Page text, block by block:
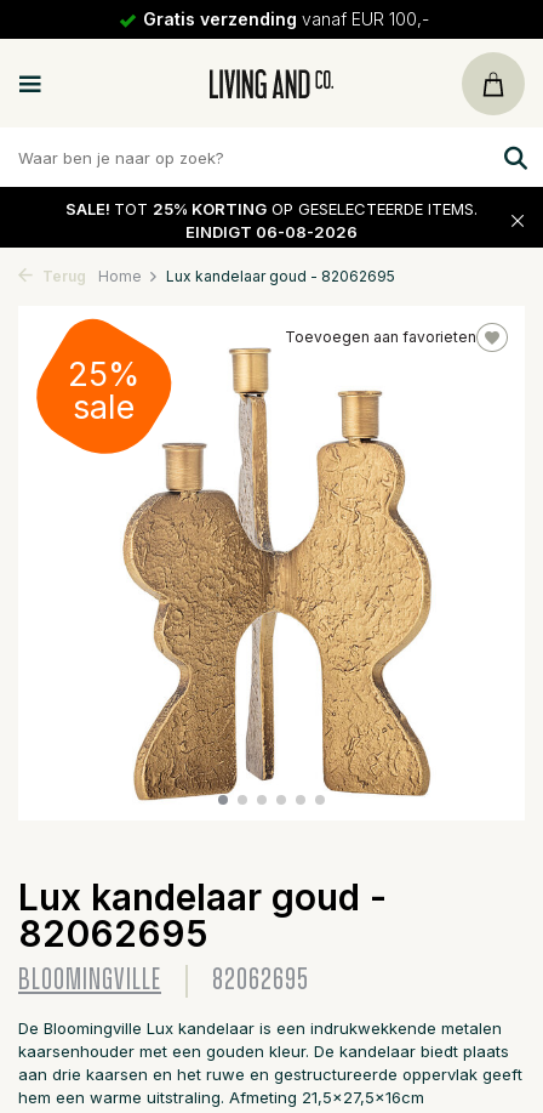
Gratis verzending vanaf EUR 100,-
SALE! TOT 25% KORTING OP GESELECTEERDE ITEMS.
EINDIGT 06-08-2026
Terug Home Lux kandelaar goud - 82062695
Toevoegen aan favorieten
25%
sale
Lux kandelaar goud -
82062695
BLOOMINGVILLE 82062695
De Bloomingville Lux kandelaar is een indrukwekkende metalen
kaarsenhouder met een gouden kleur. De kandelaar biedt plaats
aan drie kaarsen en het ruwe en gestructureerde oppervlak geeft
hem een ​​warme uitstraling. Afmeting 21,5x27,5x16cm